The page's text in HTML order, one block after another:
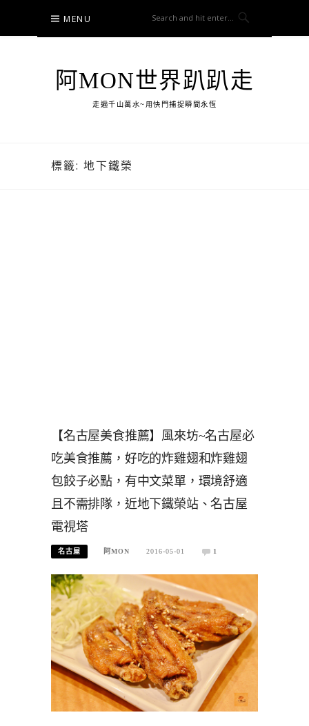
content
MENU
阿MON世界趴趴走
走遍千山萬水~用快門捕捉瞬間永恆
標籤: 地下鐵榮
【名古屋美食推薦】風來坊~名古屋必
吃美食推薦，好吃的炸雞翅和炸雞翅
包餃子必點，有中文菜單，環境舒適
且不需排隊，近地下鐵榮站、名古屋
電視塔
名古屋 阿MON 2016-05-01 1